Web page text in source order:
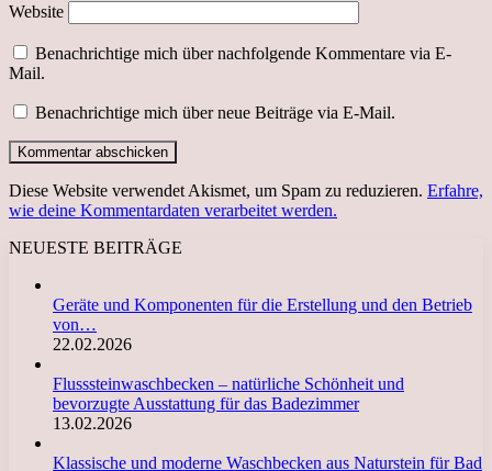
Website
Benachrichtige mich über nachfolgende Kommentare via E-
Mail.
Benachrichtige mich über neue Beiträge via E-Mail.
Diese Website verwendet Akismet, um Spam zu reduzieren. Erfahre,
wie deine Kommentardaten verarbeitet werden.
NEUESTE BEITRÄGE
Geräte und Komponenten für die Erstellung und den Betrieb
von…
22.02.2026
Flusssteinwaschbecken – natürliche Schönheit und
bevorzugte Ausstattung für das Badezimmer
13.02.2026
Klassische und moderne Waschbecken aus Naturstein für Bad